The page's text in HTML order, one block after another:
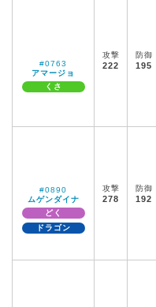
#0763
アマージョ
くさ
攻撃
222
防御
195
#0890
ムゲンダイナ
どく
ドラゴン
攻撃
278
防御
192